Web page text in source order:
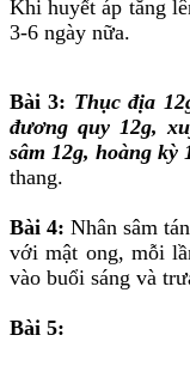
Khi huyết áp tăng
3-6 ngày nữa.
Bài 3: Thục địa
đương quy 12g,
sâm 12g, hoàng kỳ
thang.
Bài 4: Nhân sâm
với mật ong, mỗi
vào buổi sáng và
Bài 5: